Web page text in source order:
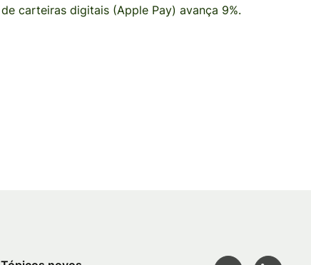
de carteiras digitais (Apple Pay) avança 9%.